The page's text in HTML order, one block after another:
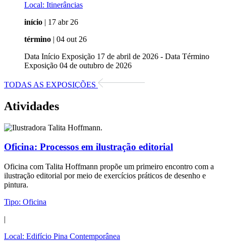
Local: Itinerâncias
início | 17 abr 26
término | 04 out 26
Data Início Exposição 17 de abril de 2026 - Data Término
Exposição 04 de outubro de 2026
TODAS AS EXPOSIÇÕES
Atividades
Oficina: Processos em ilustração editorial
Oficina com Talita Hoffmann propõe um primeiro encontro com a
ilustração editorial por meio de exercícios práticos de desenho e
pintura.
Tipo: Oficina
|
Local: Edifício Pina Contemporânea